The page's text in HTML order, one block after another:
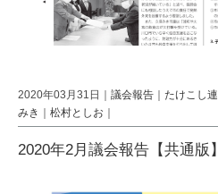
2020年03月31日｜ 議会報告 たけこし連
みき
松村としお
2020年2月議会報告【共通版】